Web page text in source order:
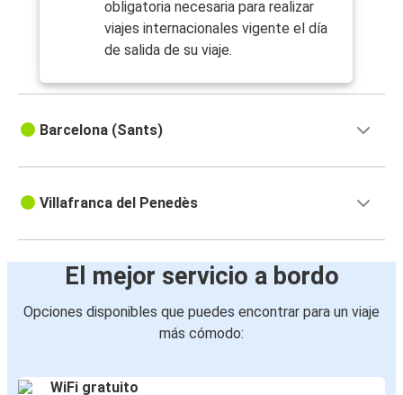
obligatoria necesaria para realizar
viajes internacionales vigente el día
de salida de su viaje.
Barcelona (Sants)
Villafranca del Penedès
El mejor servicio a bordo
Opciones disponibles que puedes encontrar para un viaje
más cómodo:
WiFi gratuito